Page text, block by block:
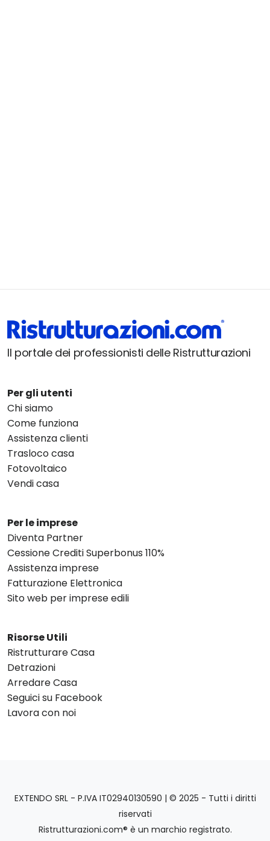
Il portale dei professionisti delle Ristrutturazioni
Per gli utenti
Chi siamo
Come funziona
Assistenza clienti
Trasloco casa
Fotovoltaico
Vendi casa
Per le imprese
Diventa Partner
Cessione Crediti Superbonus 110%
Assistenza imprese
Fatturazione Elettronica
Sito web per imprese edili
Risorse Utili
Ristrutturare Casa
Detrazioni
Arredare Casa
Seguici su Facebook
Lavora con noi
EXTENDO SRL - P.IVA IT02940130590 | © 2025 - Tutti i diritti
riservati
Ristrutturazioni.com® è un marchio registrato.